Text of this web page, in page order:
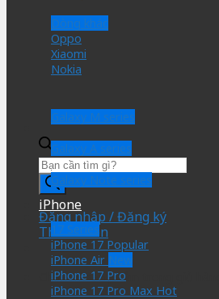
Tìm
kiếm
sản
phẩm
Đăng nhập / Đăng ký
Thành viên
Chưa có sản phẩm trong giỏ hàng.
Dòng khác
Oppo
Xiaomi
Nokia
Galaxy M series
Galaxy A series
Galaxy Note series
iPhone
17 Series
iPhone 17
iPhone Air
iPhone 17 Pro
iPhone 17 Pro Max